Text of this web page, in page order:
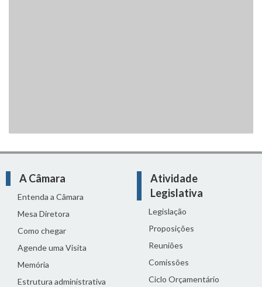
A Câmara
Entenda a Câmara
Mesa Diretora
Como chegar
Agende uma Visita
Memória
Estrutura administrativa
Atividade
Legislativa
Legislação
Proposições
Reuniões
Comissões
Ciclo Orçamentário